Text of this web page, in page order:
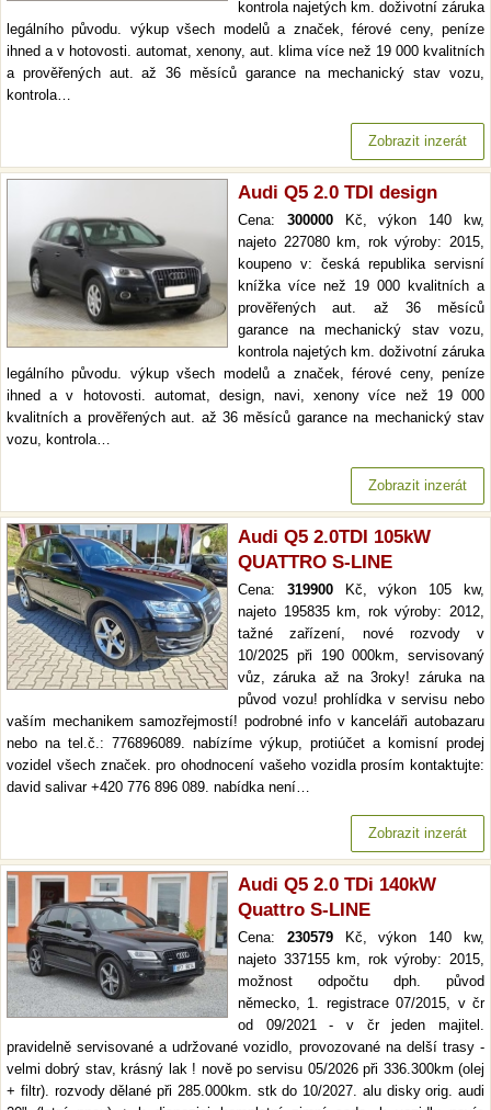
kontrola najetých km. doživotní záruka
legálního původu. výkup všech modelů a značek, férové ceny, peníze
ihned a v hotovosti. automat, xenony, aut. klima více než 19 000 kvalitních
a prověřených aut. až 36 měsíců garance na mechanický stav vozu,
kontrola…
Zobrazit inzerát
Audi Q5 2.0 TDI design
Cena: 300000Kč, výkon 140 kw,
najeto 227080 km, rok výroby: 2015,
koupeno v: česká republika servisní
knížka více než 19 000 kvalitních a
prověřených aut. až 36 měsíců
garance na mechanický stav vozu,
kontrola najetých km. doživotní záruka
legálního původu. výkup všech modelů a značek, férové ceny, peníze
ihned a v hotovosti. automat, design, navi, xenony více než 19 000
kvalitních a prověřených aut. až 36 měsíců garance na mechanický stav
vozu, kontrola…
Zobrazit inzerát
Audi Q5 2.0TDI 105kW
QUATTRO S-LINE
Cena: 319900Kč, výkon 105 kw,
najeto 195835 km, rok výroby: 2012,
tažné zařízení, nové rozvody v
10/2025 při 190 000km, servisovaný
vůz, záruka až na 3roky! záruka na
původ vozu! prohlídka v servisu nebo
vaším mechanikem samozřejmostí! podrobné info v kanceláři autobazaru
nebo na tel.č.: 776896089. nabízíme výkup, protiúčet a komisní prodej
vozidel všech značek. pro ohodnocení vašeho vozidla prosím kontaktujte:
david salivar +420 776 896 089. nabídka není…
Zobrazit inzerát
Audi Q5 2.0 TDi 140kW
Quattro S-LINE
Cena: 230579Kč, výkon 140 kw,
najeto 337155 km, rok výroby: 2015,
možnost odpočtu dph. původ
německo, 1. registrace 07/2015, v čr
od 09/2021 - v čr jeden majitel.
pravidelně servisované a udržované vozidlo, provozované na delší trasy -
velmi dobrý stav, krásný lak ! nově po servisu 05/2026 při 336.300km (olej
+ filtr). rozvody dělané při 285.000km. stk do 10/2027. alu disky orig. audi